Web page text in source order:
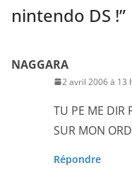
nintendo DS !”
NAGGARA
2 avril 2006 à 13
TU PE ME DIR
SUR MON
Répondre